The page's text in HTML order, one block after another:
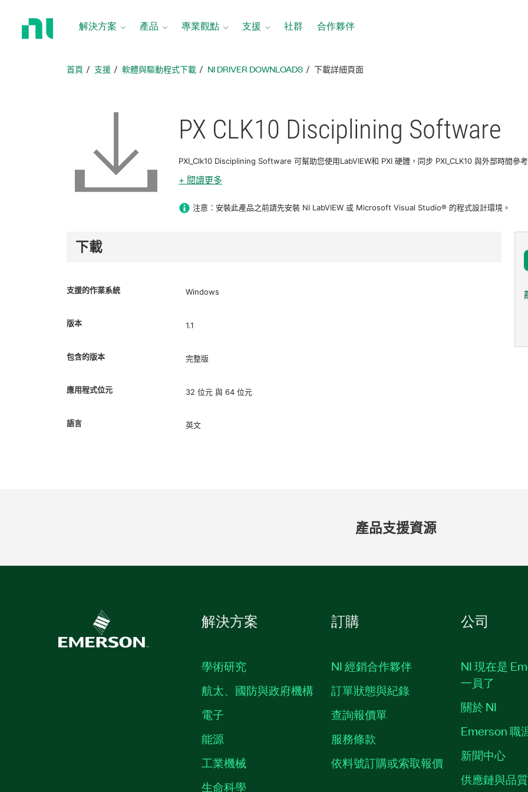
解決方案 產品 專業觀點 支援 社群 合作夥伴
首頁 支援 軟體與驅動程式下載 NI DRIVER DOWNLOADS 下載詳細頁面
PX CLK10 Disciplining Software
PXI_Clk10 Disciplining Software 可幫助您使用LabVIEW和 PXI 硬體，同步 PXI_CLK10 與外部時間參
+ 閱讀更多
注意：安裝此產品之前請先安裝 NI LabVIEW 或 Microsoft Visual Studio® 的程式設計環境。
下載
支援的作業系統 Windows
版本 1.1
包含的版本 完整版
應用程式位元 32 位元 與 64 位元
語言 英文
產品支援資源
解決方案
學術研究
航太、國防與政府機構
電子
能源
工業機械
生命科學
訂購
NI 經銷合作夥伴
訂單狀態與紀錄
查詢報價單
服務條款
依料號訂購或索取報價
公司
NI 現在是
一員了
關於 NI
Emerson 職
新聞中心
供應鏈與品質